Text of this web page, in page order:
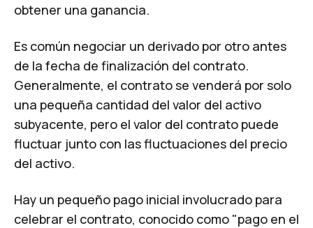
obtener una ganancia.
Es común negociar un derivado por otro antes
de la fecha de finalización del contrato.
Generalmente, el contrato se venderá por solo
una pequeña cantidad del valor del activo
subyacente, pero el valor del contrato puede
fluctuar junto con las fluctuaciones del precio
del activo.
Hay un pequeño pago inicial involucrado para
celebrar el contrato, conocido como "pago en el